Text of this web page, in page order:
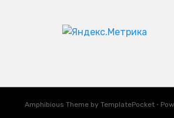
Amphibious Theme by TemplatePocket ⋅